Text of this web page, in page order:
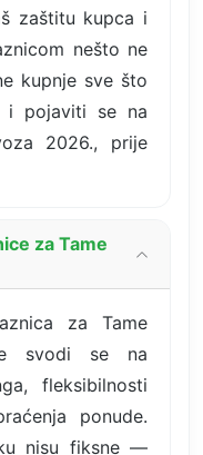
zaštitu kupca i
nešto ne
kupnje sve što
i pojaviti se na
2026., prije
za Tame
za Tame
svodi se na
fleksibilnosti
ponude.
nisu fiksne —